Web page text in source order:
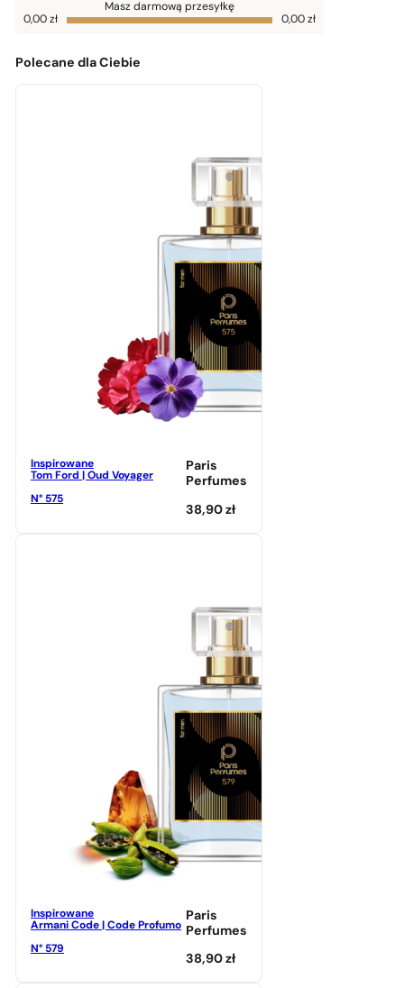
Do
darmowej
0,00
Masz darmową przesyłkę
0,00zł 0,00 zł
Polecane dla Ciebie
Inspirowane
Tom Ford | Oud Voyager
N° 575
Paris
Perfumes
38,90zł
Inspirowane
Armani Code | Code Profumo
N° 579
Paris
Perfumes
38,90zł